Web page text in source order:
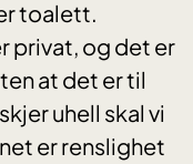
toalett.
privat, og det er
at det er til
uhell skal vi
er renslighet